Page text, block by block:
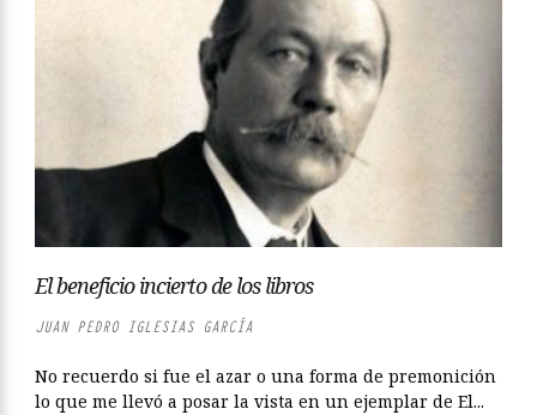
El beneficio incierto de los libros
JUAN PEDRO IGLESIAS GARCÍA
No recuerdo si fue el azar o una forma de premonición
lo que me llevó a posar la vista en un ejemplar de El...